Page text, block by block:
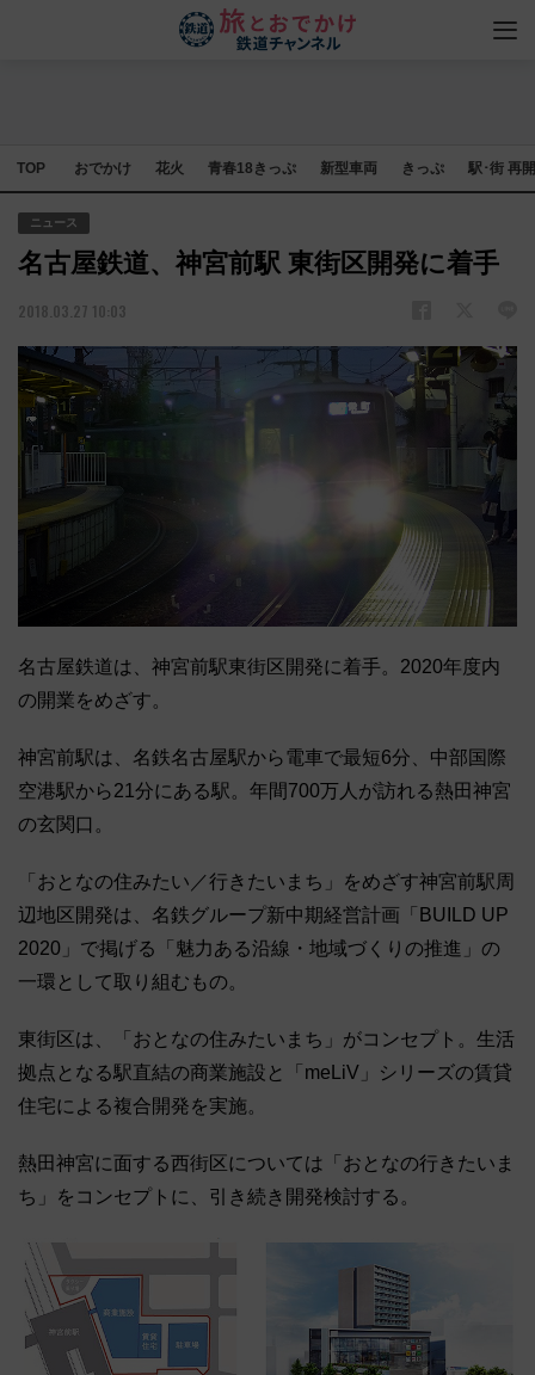
TOP おでかけ 花火 青春18きっぷ 新型車両 きっぷ 駅･街 再
ニュース
名古屋鉄道、神宮前駅 東街区開発に着手
2018.03.27 10:03
名古屋鉄道は、神宮前駅東街区開発に着手。2020年度内
の開業をめざす。
神宮前駅は、名鉄名古屋駅から電車で最短6分、中部国際
空港駅から21分にある駅。年間700万人が訪れる熱田神宮
の玄関口。
「おとなの住みたい／行きたいまち」をめざす神宮前駅周
辺地区開発は、名鉄グループ新中期経営計画「BUILD UP
2020」で掲げる「魅力ある沿線・地域づくりの推進」の
一環として取り組むもの。
東街区は、「おとなの住みたいまち」がコンセプト。生活
拠点となる駅直結の商業施設と「meLiV」シリーズの賃貸
住宅による複合開発を実施。
熱田神宮に面する西街区については「おとなの行きたいま
ち」をコンセプトに、引き続き開発検討する。